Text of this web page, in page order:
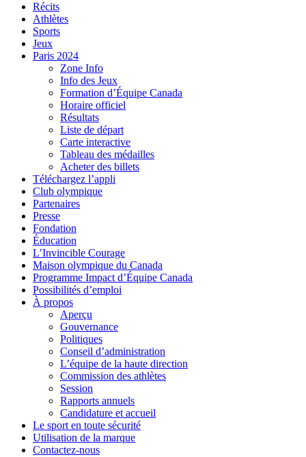
Récits
Athlètes
Sports
Jeux
Paris 2024
Zone Info
Info des Jeux
Formation d’Équipe Canada
Horaire officiel
Résultats
Liste de départ
Carte interactive
Tableau des médailles
Acheter des billets
Téléchargez l’appli
Club olympique
Partenaires
Presse
Fondation
Éducation
L’Invincible Courage
Maison olympique du Canada
Programme Impact d’Équipe Canada
Possibilités d’emploi
À propos
Aperçu
Gouvernance
Politiques
Conseil d’administration
L’équipe de la haute direction
Commission des athlètes
Session
Rapports annuels
Candidature et accueil
Le sport en toute sécurité
Utilisation de la marque
Contactez-nous